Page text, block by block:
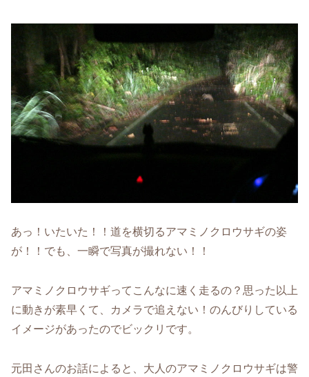
あっ！いたいた！！道を横切るアマミノクロウサギの姿
が！！でも、一瞬で写真が撮れない！！
アマミノクロウサギってこんなに速く走るの？思った以上
に動きが素早くて、カメラで追えない！のんびりしている
イメージがあったのでビックリです。
元田さんのお話によると、大人のアマミノクロウサギは警